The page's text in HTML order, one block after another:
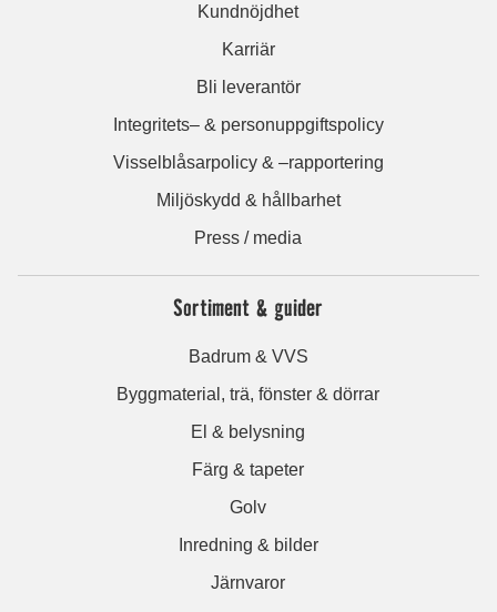
Kundnöjdhet
Karriär
Bli leverantör
Integritets– & personuppgiftspolicy
Visselblåsarpolicy & –rapportering
Miljöskydd & hållbarhet
Press / media
Sortiment & guider
Badrum & VVS
Byggmaterial, trä, fönster & dörrar
El & belysning
Färg & tapeter
Golv
Inredning & bilder
Järnvaror